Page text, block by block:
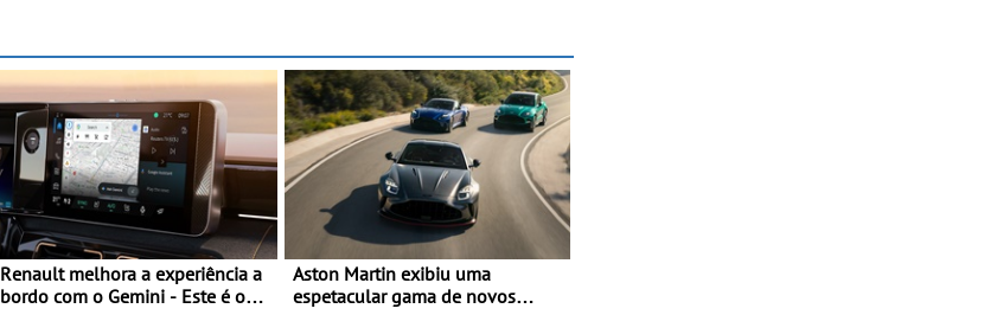
Renault melhora a experiência a
bordo com o Gemini - Este é o
Aston Martin exibiu uma
espetacular gama de novos